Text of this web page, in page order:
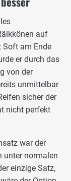
auf
Soft am Ende
er durch das
von der
unmittelbar
sicher der
nicht perfekt
war der
unter normalen
einzige Satz,